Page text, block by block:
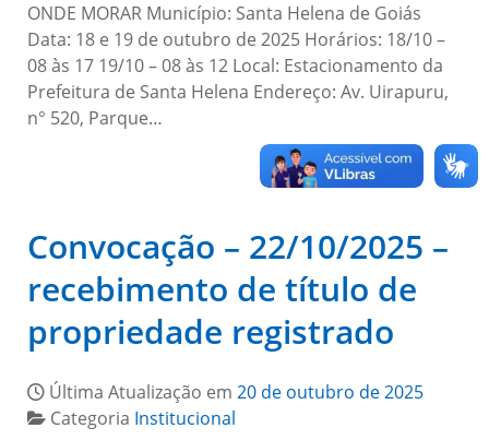
ONDE MORAR Município: Santa Helena de Goiás
Data: 18 e 19 de outubro de 2025 Horários: 18/10 –
08 às 17 19/10 – 08 às 12 Local: Estacionamento da
Prefeitura de Santa Helena Endereço: Av. Uirapuru,
n° 520, Parque…
Convocação – 22/10/2025 –
recebimento de título de
propriedade registrado
Última Atualização em 20 de outubro de 2025
Categoria Institucional